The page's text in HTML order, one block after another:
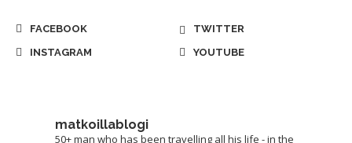
FACEBOOK
TWITTER
INSTAGRAM
YOUTUBE
matkoillablogi
50+ man who has been travelling all his life - in the